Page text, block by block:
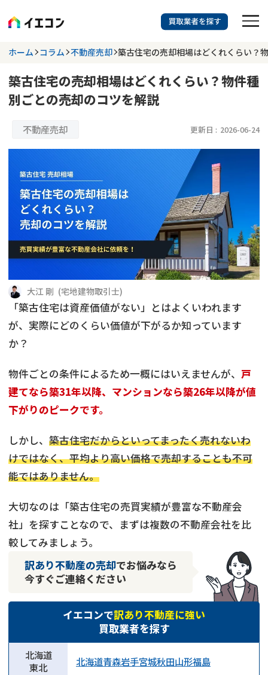
訳あり物件に強い業者を探す
都道府県を選択 相談内容を選択
更新日 :2026年07月31日
相談内容で探す
空き家 事故物件
再建築不可 底地
借地
ゴミ屋敷 任意売却
リースバック
不動産コラム
不動産売却 再建築不可物件
共有持分
訳あり不動産 不動産投資
土地売却
借地 不動産リースバック
任意売却
アンケート調査
業者を探す
ホーム コラム 不動産売却 築古住宅の売却相場はどくれくらい？
築古住宅の売却相場はどくれくらい？物件種
別ごとの売却のコツを解説
不動産売却 更新日 : 2026-06-24
大江 剛 (宅地建物取引士)
「築古住宅は資産価値がない」とはよくいわれます
が、実際にどのくらい価値が下がるか知っています
か？
物件ごとの条件によるため一概にはいえませんが、 戸
建てなら築31年以降、マンションなら築26年以降が値
下がりのピークです。
しかし、 築古住宅だからといってまったく売れないわ
けではなく、平均より高い価格で売却することも不可
能ではありません。
大切なのは「築古住宅の売買実績が豊富な不動産会
社」を探すことなので、まずは複数の不動産会社を比
較してみましょう。
訳あり不動産の売却でお悩みなら
今すぐご連絡ください
イエコンで訳あり不動産に強い
買取業者を探す
北海道
東北
北海道青森岩手宮城秋田山形福島